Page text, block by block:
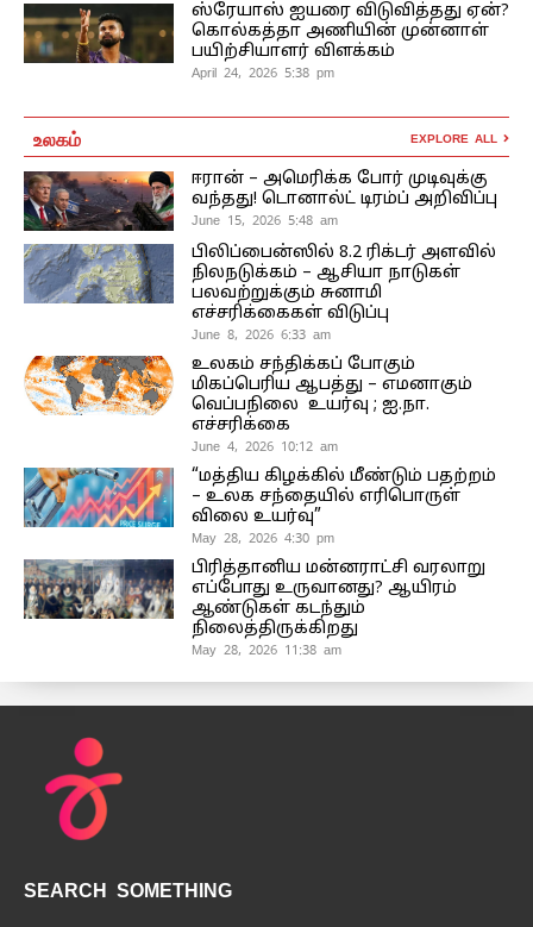
ஸ்ரேயாஸ் ஐயரை விடுவித்தது ஏன்?
கொல்கத்தா அணியின் முன்னாள்
பயிற்சியாளர் விளக்கம்
April 24, 2026 5:38 pm
உலகம் EXPLORE ALL
ஈரான் – அமெரிக்க போர் முடிவுக்கு
வந்தது! டொனால்ட் டிரம்ப் அறிவிப்பு
June 15, 2026 5:48 am
பிலிப்பைன்ஸில் 8.2 ரிக்டர் அளவில்
நிலநடுக்கம் – ஆசியா நாடுகள்
பலவற்றுக்கும் சுனாமி
எச்சரிக்கைகள் விடுப்பு
June 8, 2026 6:33 am
உலகம் சந்திக்கப் போகும்
மிகப்பெரிய ஆபத்து – எமனாகும்
வெப்பநிலை உயர்வு ; ஐ.நா.
எச்சரிக்கை
June 4, 2026 10:12 am
“மத்திய கிழக்கில் மீண்டும் பதற்றம்
– உலக சந்தையில் எரிபொருள்
விலை உயர்வு”
May 28, 2026 4:30 pm
பிரித்தானிய மன்னராட்சி வரலாறு
எப்போது உருவானது? ஆயிரம்
ஆண்டுகள் கடந்தும்
நிலைத்திருக்கிறது
May 28, 2026 11:38 am
SEARCH SOMETHING